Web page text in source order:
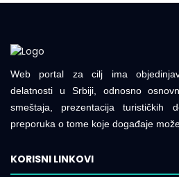
Web portal za cilj ima
delatnosti u Srbiji, odnosno
smeštaja, prezentacija turističkih
preporuka o tome koje događaje
KORISNI LINKOVI